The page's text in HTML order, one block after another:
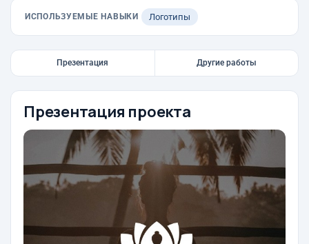
ИСПОЛЬЗУЕМЫЕ НАВЫКИ Логотипы
Презентация Другие работы
Презентация проекта